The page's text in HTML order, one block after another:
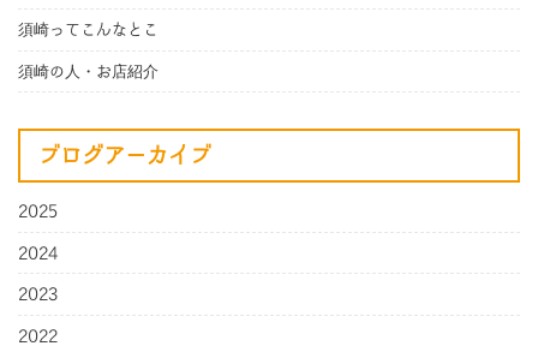
須崎ってこんなとこ
須崎の人・お店紹介
ブログアーカイブ
2025
2024
2023
2022